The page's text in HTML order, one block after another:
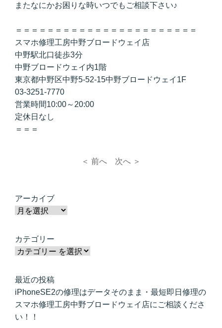
またなにかお困りな時いつでもご相談下さい♪
＝＝＝＝＝＝＝＝＝＝＝＝＝＝＝＝＝＝＝＝＝＝＝
スマホ修理工房中野ブロードウェイ店
中野駅北口徒歩3分
中野ブロードウェイ内1階
東京都中野区中野5-52-15中野ブロードウェイ1F
03-3251-7770
営業時間10:00～20:00
定休日なし
＝＝＝
＜ 前へ 次へ ＞
アーカイブ
カテゴリー
最近の投稿
iPhoneSE2の修理はデータそのまま・最短即日修理の
スマホ修理工房中野ブロードウェイ店にご相談くださ
い！！